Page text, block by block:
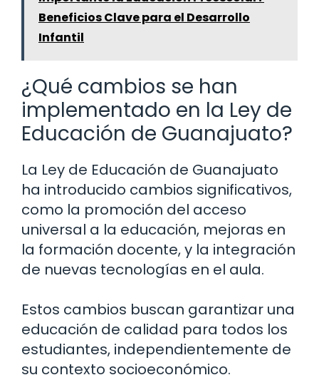
Beneficios Clave para el Desarrollo
Infantil
¿Qué cambios se han
implementado en la Ley de
Educación de Guanajuato?
La Ley de Educación de Guanajuato
ha introducido cambios significativos,
como la promoción del acceso
universal a la educación, mejoras en
la formación docente, y la integración
de nuevas tecnologías en el aula.
Estos cambios buscan garantizar una
educación de calidad para todos los
estudiantes, independientemente de
su contexto socioeconómico.